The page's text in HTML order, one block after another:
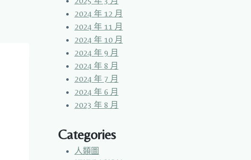
2024 年 12 月
2024 年 11 月
2024 年 10 月
2024 年 9 月
2024 年 8 月
2024 年 7 月
2024 年 6 月
2023 年 8 月
Categories
人類圖